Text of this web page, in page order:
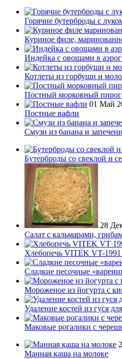
Горячие бутерброды с
Куриное филе,
Индейка с овощами в
Котлеты из горбуши и
Постный морковный пирог
01 Май
Постные вафли
Смузи из банана и
Бутерброды со свеклой и
28
Салат с кальмарами,
Хлебопечь VITEK VT-
Сладкие песочные
Мороженое из йогурта с
Удаление костей из гуся
Маковые рогалики с
Манная каша на молоке